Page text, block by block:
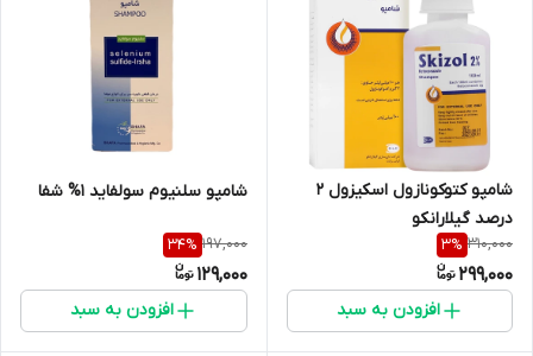
شامپو کتوکونازول اسکیزول 2
درصد گیلارانکو
310,000
3%
299,000
افزودن به سبد
شامپو سلنیوم سولفاید 1% شفا
197,000
34%
129,000
افزودن به سبد